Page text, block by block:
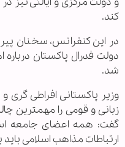
کند.
در این کنفرانس، سخنان
دولت فدرال پاکستان
شد.
وزیر پاکستانی افراطی گری
زبانی و قومی را مهمترین
گفت: همه اعضای جامعه
ارتباطات مذاهب اسلامی